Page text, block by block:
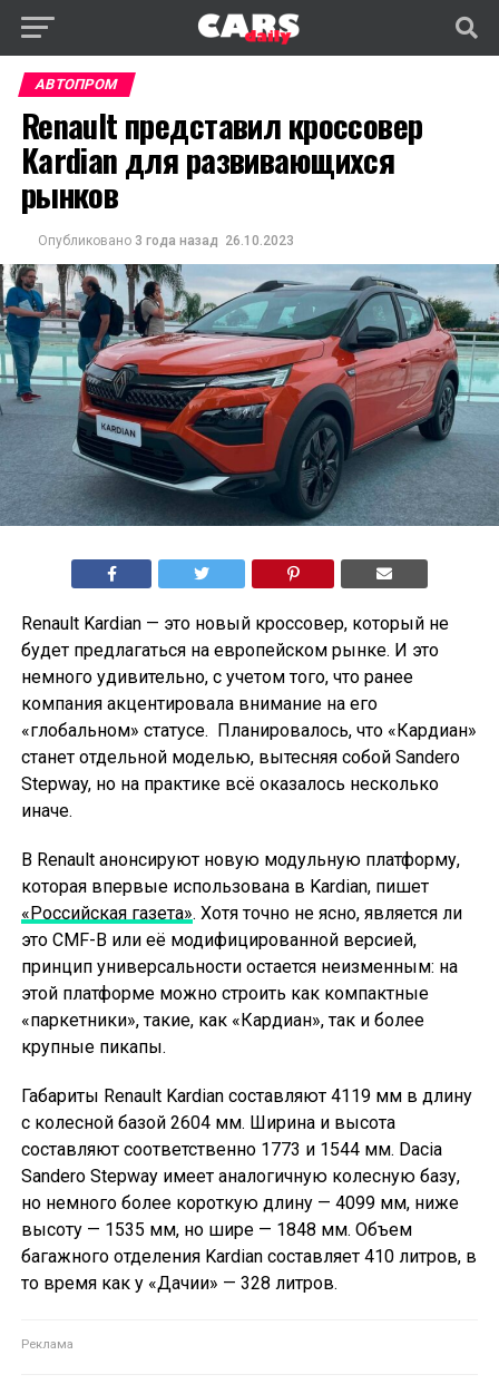
АВТОПРОМ
Renault представил кроссовер
Kardian для развивающихся
рынков
Опубликовано 3 года назад 26.10.2023
Renault Kardian — это новый кроссовер, который не
будет предлагаться на европейском рынке. И это
немного удивительно, с учетом того, что ранее
компания акцентировала внимание на его
«глобальном» статусе. Планировалось, что «Кардиан»
станет отдельной моделью, вытесняя собой Sandero
Stepway, но на практике всё оказалось несколько
иначе.
В Renault анонсируют новую модульную платформу,
которая впервые использована в Kardian, пишет
«Российская газета». Хотя точно не ясно, является ли
это CMF-B или её модифицированной версией,
принцип универсальности остается неизменным: на
этой платформе можно строить как компактные
«паркетники», такие, как «Кардиан», так и более
крупные пикапы.
Габариты Renault Kardian составляют 4119 мм в длину
с колесной базой 2604 мм. Ширина и высота
составляют соответственно 1773 и 1544 мм. Dacia
Sandero Stepway имеет аналогичную колесную базу,
но немного более короткую длину — 4099 мм, ниже
высоту — 1535 мм, но шире — 1848 мм. Объем
багажного отделения Kardian составляет 410 литров, в
то время как у «Дачии» — 328 литров.